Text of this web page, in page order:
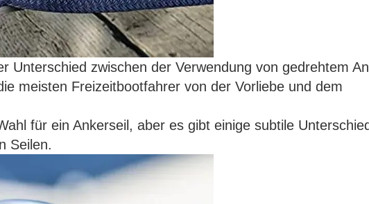
Unterschied zwischen der Verwendung von gedrehtem
meisten Freizeitbootfahrer von der Vorliebe und dem
für ein Ankerseil, aber es gibt einige subtile
Seilen.